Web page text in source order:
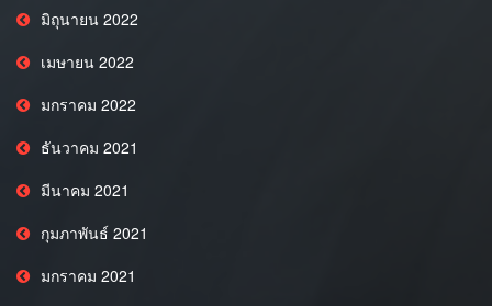
มิถุนายน 2022
เมษายน 2022
มกราคม 2022
ธันวาคม 2021
มีนาคม 2021
กุมภาพันธ์ 2021
มกราคม 2021